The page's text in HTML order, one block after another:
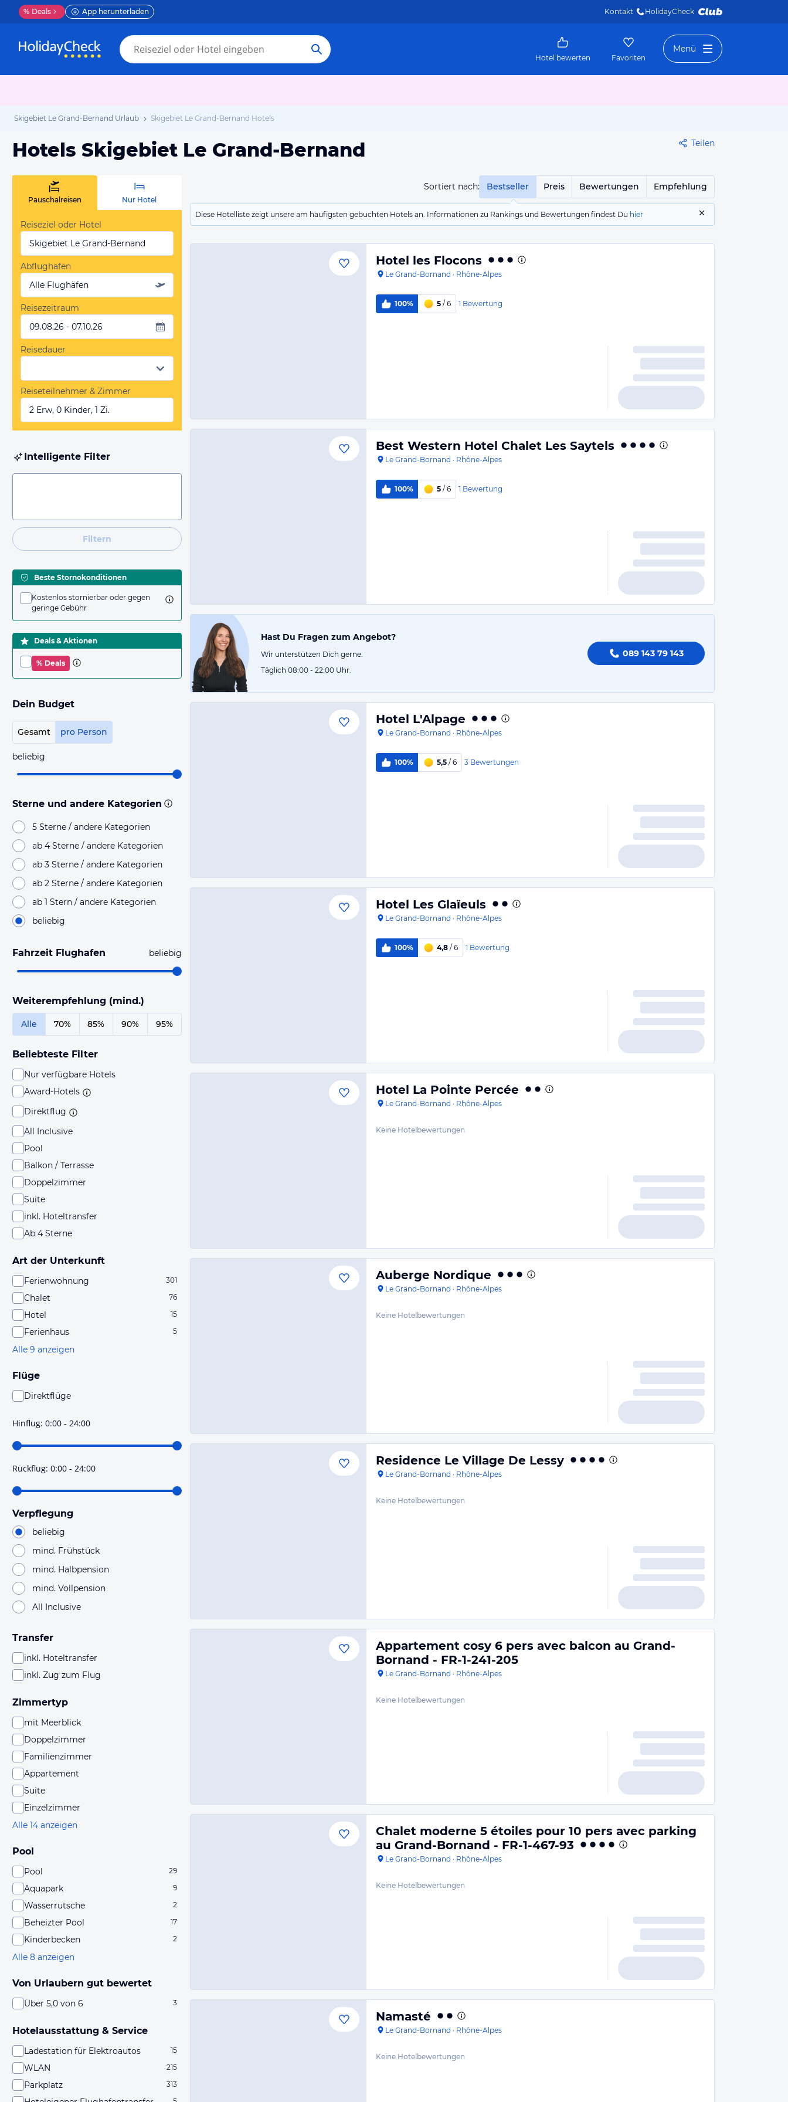
% Deals App herunterladen Kontakt HolidayCheck
Hotel bewerten Favoriten
Menü
Skigebiet Le Grand-Bernand Urlaub Skigebiet Le Grand-Bernand Hotels
Hotels Skigebiet Le Grand-Bernand Teilen
Sortiert nach: Bestseller Preis Bewertungen Empfehlung
Diese Hotelliste zeigt unsere am häufigsten gebuchten Hotels an. Informationen zu Rankings und Bewertungen findest Du hier
Pauschalreisen Nur Hotel
Reiseziel oder Hotel
Skigebiet Le Grand-Bernand
Abflughafen
Alle Flughäfen
Reisezeitraum
09.08.26 - 07.10.26
Reisedauer
Reiseteilnehmer & Zimmer
2 Erw, 0 Kinder, 1 Zi.
Intelligente Filter
Filtern
Beste Stornokonditionen
Kostenlos stornierbar oder gegen
geringe Gebühr
Deals & Aktionen
% Deals
Dein Budget
Gesamt pro Person
beliebig
Sterne und andere Kategorien
5 Sterne / andere Kategorien
ab 4 Sterne / andere Kategorien
ab 3 Sterne / andere Kategorien
ab 2 Sterne / andere Kategorien
ab 1 Stern / andere Kategorien
beliebig
Fahrzeit Flughafen beliebig
Weiterempfehlung (mind.)
Alle 70% 85% 90% 95%
Beliebteste Filter
Nur verfügbare Hotels
Award-Hotels
Direktflug
All Inclusive
Pool
Balkon / Terrasse
Doppelzimmer
Suite
inkl. Hoteltransfer
Ab 4 Sterne
Art der Unterkunft
Ferienwohnung 301
Chalet 76
Hotel 15
Ferienhaus 5
Alle 9 anzeigen
Flüge
Direktflüge
hoher Wahrscheinlichkeit Direktflüge sind. Bitte
prüfe vor der Buchung noch einmal die Flugdetails.
Hinflug: 0:00 - 24:00
Rückflug: 0:00 - 24:00
Verpflegung
beliebig
mind. Frühstück
mind. Halbpension
mind. Vollpension
All Inclusive
Transfer
inkl. Hoteltransfer
inkl. Zug zum Flug
Zimmertyp
mit Meerblick
Doppelzimmer
Familienzimmer
Appartement
Suite
Einzelzimmer
Alle 14 anzeigen
Pool
Pool 29
Aquapark 9
Wasserrutsche 2
Beheizter Pool 17
Kinderbecken 2
Alle 8 anzeigen
Von Urlaubern gut bewertet
Über 5,0 von 6 3
Hotelausstattung & Service
Ladestation für Elektroautos 15
WLAN 215
Parkplatz 313
Hotel les Flocons
Le Grand-Bornand · Rhône-Alpes
100% 5 / 6 1 Bewertung
Best Western Hotel Chalet Les Saytels
Le Grand-Bornand · Rhône-Alpes
100% 5 / 6 1 Bewertung
Hast Du Fragen zum Angebot?
Wir unterstützen Dich gerne.
Täglich 08:00 - 22:00 Uhr.
089 143 79 143
Hotel L'Alpage
Le Grand-Bornand · Rhône-Alpes
100% 5,5 / 6 3 Bewertungen
Hotel Les Glaïeuls
Le Grand-Bornand · Rhône-Alpes
100% 4,8 / 6 1 Bewertung
Hotel La Pointe Percée
Le Grand-Bornand · Rhône-Alpes
Keine Hotelbewertungen
Auberge Nordique
Le Grand-Bornand · Rhône-Alpes
Keine Hotelbewertungen
Residence Le Village De Lessy
Le Grand-Bornand · Rhône-Alpes
Keine Hotelbewertungen
Appartement cosy 6 pers avec balcon au Grand-
Bornand - FR-1-241-205
Le Grand-Bornand · Rhône-Alpes
Keine Hotelbewertungen
Chalet moderne 5 étoiles pour 10 pers avec parking
au Grand-Bornand - FR-1-467-93
Le Grand-Bornand · Rhône-Alpes
Keine Hotelbewertungen
Namasté
Le Grand-Bornand · Rhône-Alpes
Keine Hotelbewertungen